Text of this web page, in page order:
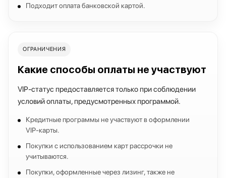
Подходит оплата банковской картой.
ОГРАНИЧЕНИЯ
Какие способы оплаты не участвуют
VIP‑статус предоставляется только при соблюдении
условий оплаты, предусмотренных программой.
Кредитные программы не участвуют в оформлении
VIP‑карты.
Покупки с использованием карт рассрочки не
учитываются.
Покупки, оформленные через лизинг, также не